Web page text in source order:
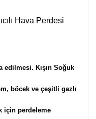
Hava Perdesi
edilmesi. Kışın Soğuk
böcek ve çeşitli gazlı
için perdeleme